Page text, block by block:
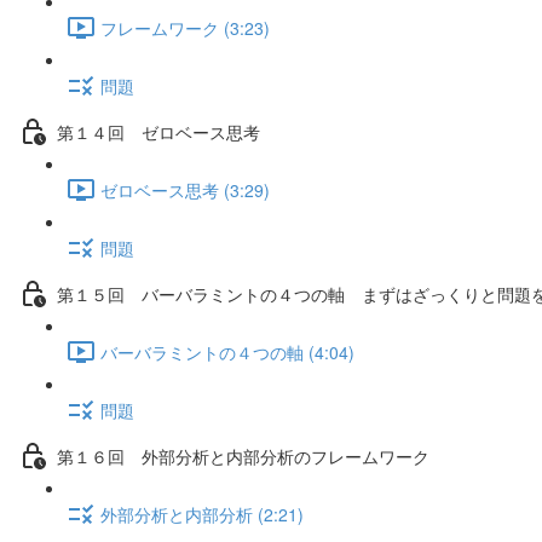
フレームワーク (3:23)
問題
第１４回 ゼロベース思考
ゼロベース思考 (3:29)
問題
第１５回 バーバラミントの４つの軸 まずはざっくりと問題
バーバラミントの４つの軸 (4:04)
問題
第１６回 外部分析と内部分析のフレームワーク
外部分析と内部分析 (2:21)